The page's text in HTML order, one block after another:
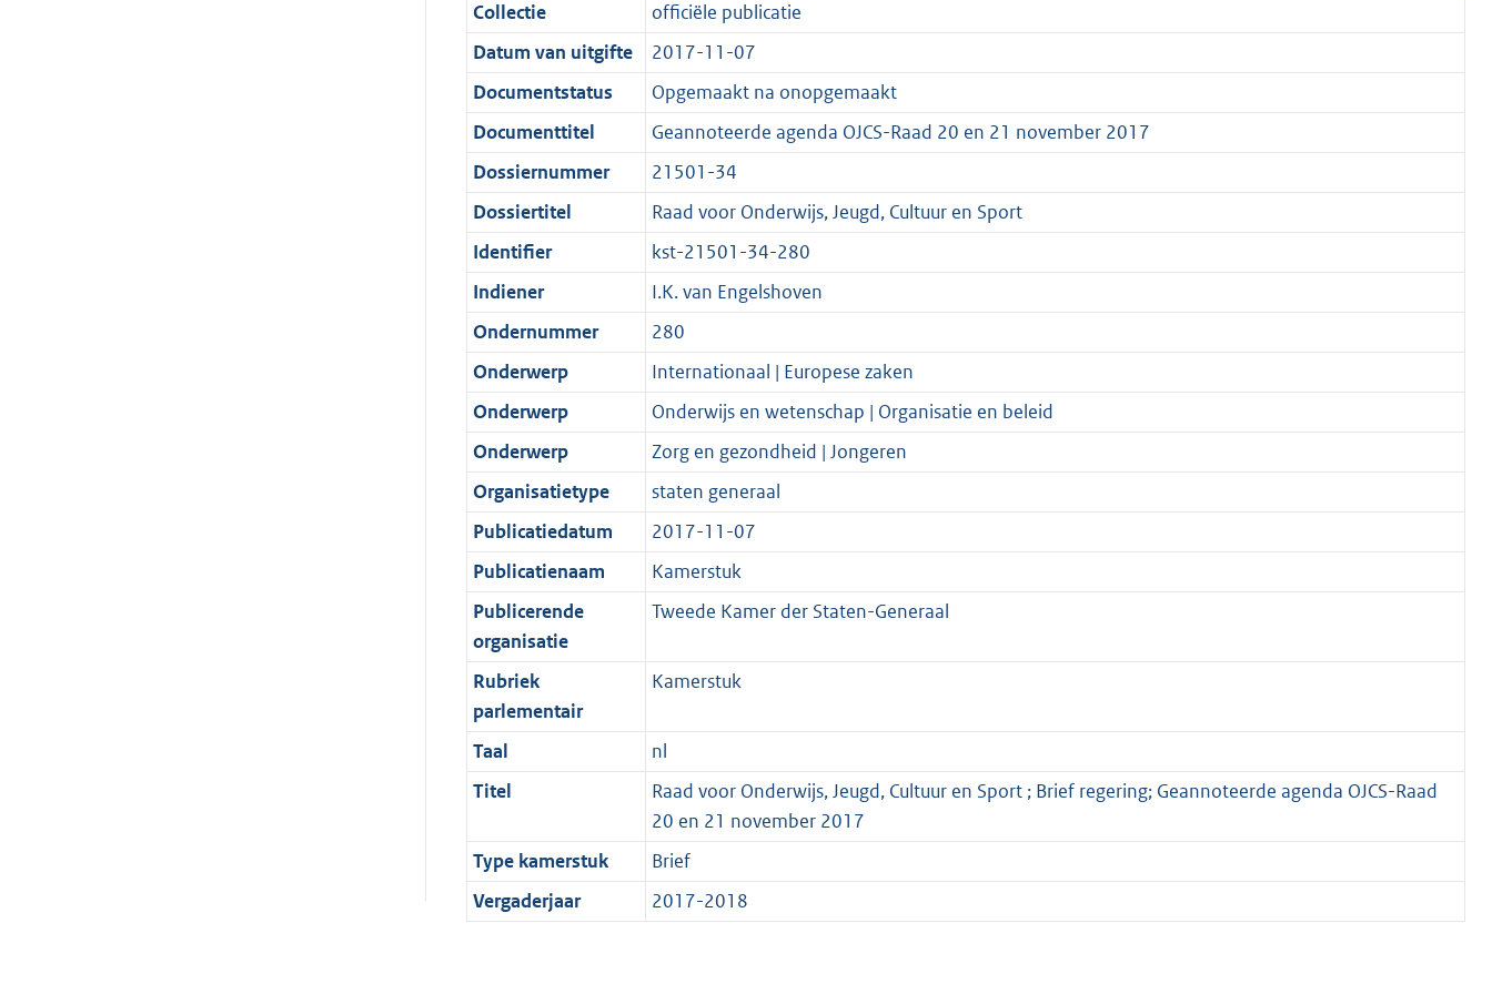
i
e
i
n
f
o
r
m
a
a
t
7
4
K
b
t
i
e
i
n
f
o
r
m
a
a
t
:
1
9
K
b
a
t
i
e
i
n
f
o
r
m
a
a
t
e
:
5
5
K
b
c
a
t
i
e
i
n
f
o
r
m
a
a
t
t
e
:
1
8
K
b
d
s
g
r
o
o
t
t
e
:
K
b
n
d
s
g
r
o
o
t
t
e
2
K
b
Collectie
officiële publicatie
Datum van uitgifte
2017-11-07
Documentstatus
Opgemaakt na onopgemaakt
Documenttitel
Geannoteerde agenda OJCS-Raad 20 en 21 november 2017
Dossiernummer
21501-34
Dossiertitel
Raad voor Onderwijs, Jeugd, Cultuur en Sport
Identifier
kst-21501-34-280
Indiener
I.K. van Engelshoven
Ondernummer
280
Onderwerp
Internationaal | Europese zaken
Onderwerp
Onderwijs en wetenschap | Organisatie en beleid
Onderwerp
Zorg en gezondheid | Jongeren
Organisatietype
staten generaal
Publicatiedatum
2017-11-07
Publicatienaam
Kamerstuk
Publicerende
organisatie
Tweede Kamer der Staten-Generaal
Rubriek
parlementair
Kamerstuk
Taal
nl
Titel
Raad voor Onderwijs, Jeugd, Cultuur en Sport ; Brief regering; Geannoteerde agenda OJCS-Raad
20 en 21 november 2017
Type kamerstuk
Brief
Vergaderjaar
2017-2018